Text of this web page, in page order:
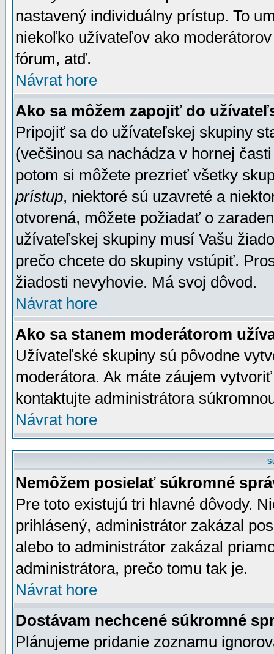
nastavený individuálny prístup. To
niekoľko užívateľov ako
fórum, atď.
Návrat hore
Ako sa môžem zapojiť do
Pripojiť sa do užívateľskej skupiny
(večšinou sa nachádza v hornej
potom si môžete prezrieť všetky
prístup, niektoré sú uzavreté a
otvorená, môžete požiadať o
užívateľskej skupiny musí Vašu
prečo chcete do skupiny vstúpiť.
žiadosti nevyhovie. Má svoj dôvod.
Návrat hore
Ako sa stanem moderátorom
Užívateľské skupiny sú pôvodne
moderátora. Ak máte záujem
kontaktujte administrátora
Návrat hore
Nemôžem posielať súkromné
Pre toto existujú tri hlavné dôvody.
prihlásený, administrátor zakázal
alebo to administrátor zakázal
administrátora, prečo tomu tak je.
Návrat hore
Dostávam nechcené súkromné
Plánujeme pridanie zoznamu